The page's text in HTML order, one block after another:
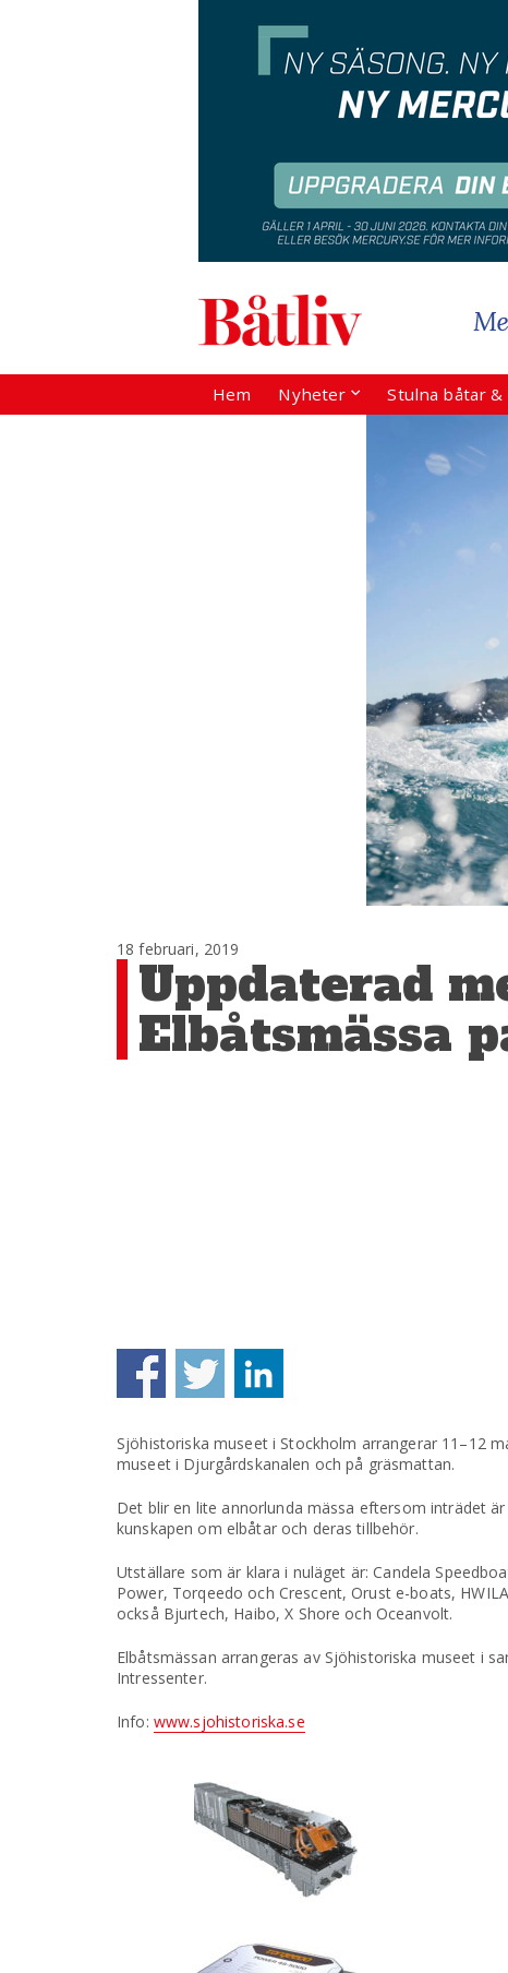
Hem Nyheter Stulna båtar
18 februari, 2019
Uppdaterad
Elbåtsmässa
Sjöhistoriska museet i Stockholm arrangerar 11–12
museet i Djurgårdskanalen och på gräsmattan.
Det blir en lite annorlunda mässa eftersom inträdet
kunskapen om elbåtar och deras tillbehör.
Utställare som är klara i nuläget är: Candela
Power, Torqeedo och Crescent, Orust e-boats,
också Bjurtech, Haibo, X Shore och Oceanvolt.
Elbåtsmässan arrangeras av Sjöhistoriska museet i
Intressenter.
Info: www.sjohistoriska.se